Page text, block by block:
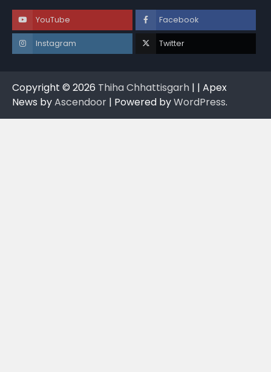
YouTube Facebook
Instagram Twitter
Copyright © 2026 Thiha Chhattisgarh | | Apex
News byAscendoor | Powered byWordPress.